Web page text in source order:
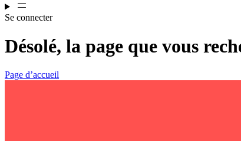
Se connecter
Désolé, la page que vous
Page d’accueil